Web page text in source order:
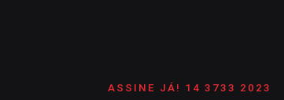
ASSINE JÁ! 14 3733 2023